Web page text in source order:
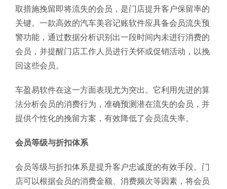
取措施挽留即将流失的会员，是门店提升客户保留率的
关键。一款高效的汽车美容记账软件应具备会员流失预
警功能，通过数据分析识别出一段时间内未进行消费的
会员，并提醒门店工作人员进行关怀或促销活动，以挽
回这些会员。
车盈易软件在这一方面表现尤为突出。它利用先进的算
法分析会员的消费行为，准确预测潜在流失的会员，并
提供个性化的挽留方案，有效降低了会员流失率。
会员等级与折扣体系
会员等级与折扣体系是提升客户忠诚度的有效手段。门
店可以根据会员的消费金额、消费频次等因素，将会员